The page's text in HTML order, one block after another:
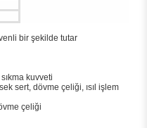
bir şekilde tutar
kuvveti
sert, dövme çeliği, ısıl işlem
çeliği